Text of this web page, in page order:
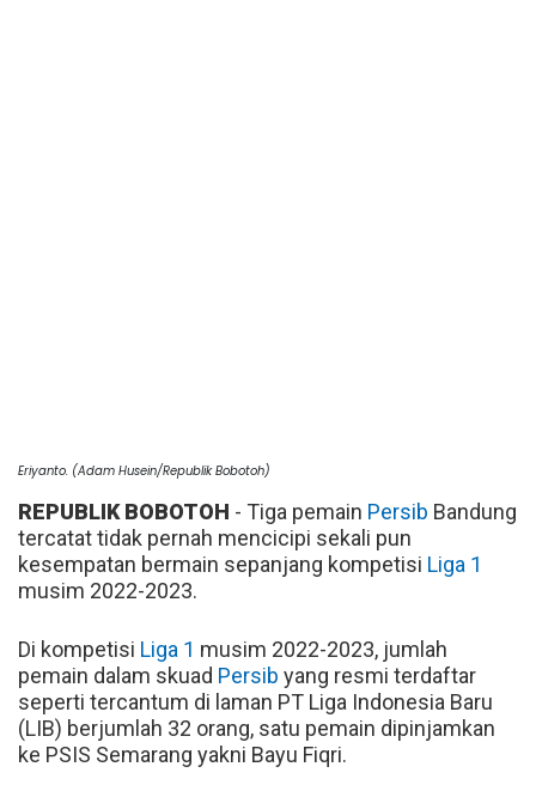
Eriyanto. (Adam Husein/Republik Bobotoh)
REPUBLIK BOBOTOH - Tiga pemain Persib Bandung
tercatat tidak pernah mencicipi sekali pun
kesempatan bermain sepanjang kompetisi Liga 1
musim 2022-2023.
Di kompetisi Liga 1 musim 2022-2023, jumlah
pemain dalam skuad Persib yang resmi terdaftar
seperti tercantum di laman PT Liga Indonesia Baru
(LIB) berjumlah 32 orang, satu pemain dipinjamkan
ke PSIS Semarang yakni Bayu Fiqri.